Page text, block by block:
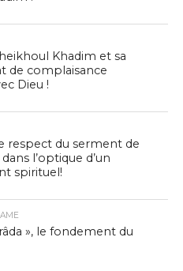
Khadim et sa
de complaisance
Dieu !
respect du serment de
l’optique d’un
spirituel!
», le fondement du